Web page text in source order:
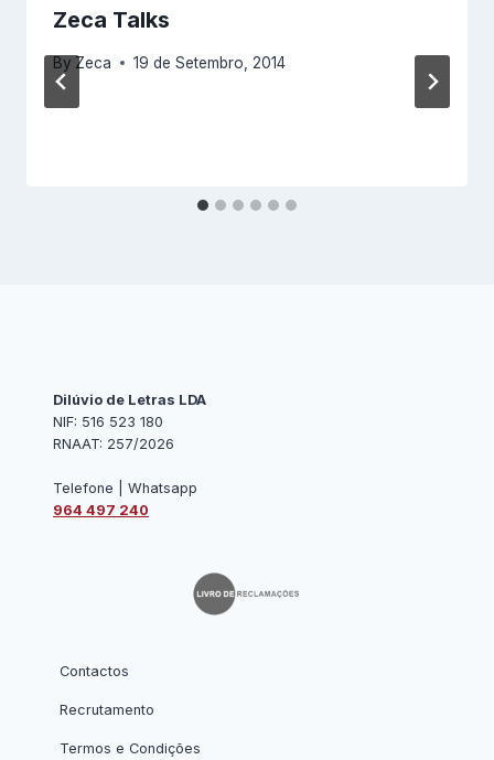
Zeca Talks
By Zeca 19 de Setembro, 2014
Dilúvio de Letras LDA
NIF: 516 523 180
RNAAT: 257/2026
Telefone | Whatsapp
964 497 240
Contactos
Recrutamento
Termos e Condições